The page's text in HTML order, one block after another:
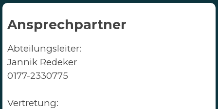
Ansprechpartner
Abteilungsleiter:
Jannik Redeker
0177-2330775
Vertretung: